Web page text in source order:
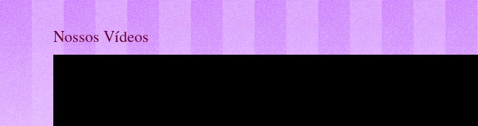
Nossos Vídeos